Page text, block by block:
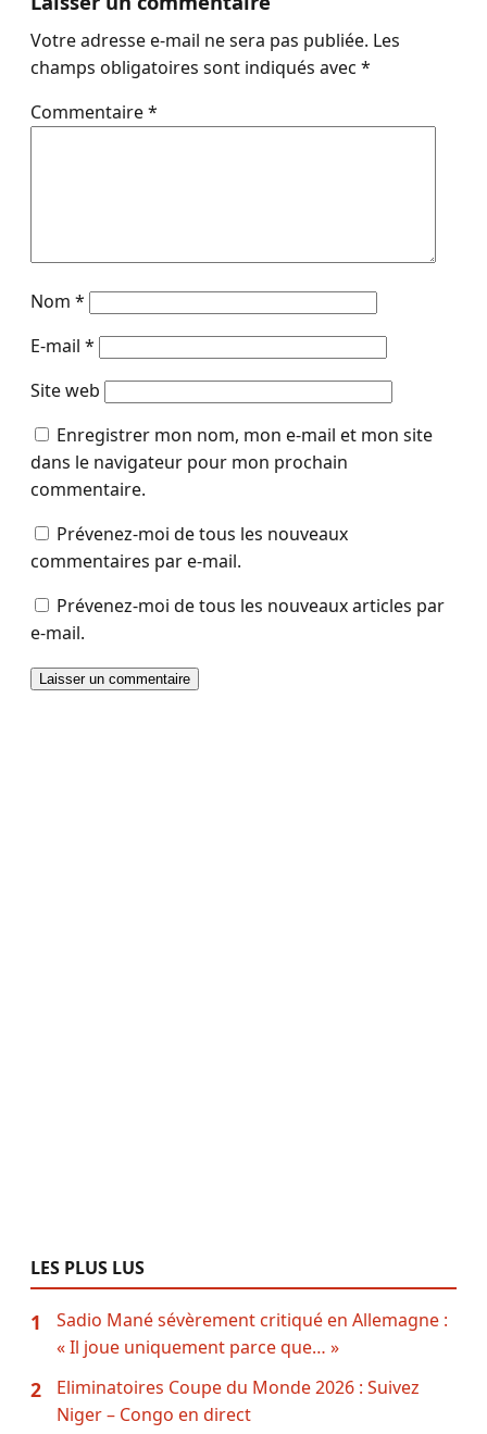
Votre adresse e-mail ne sera pas publiée. Les
champs obligatoires sont indiqués avec *
Commentaire*
Nom *
E-mail *
Site web
Enregistrer mon nom, mon e-mail et mon site
dans le navigateur pour mon prochain
commentaire.
Prévenez-moi de tous les nouveaux
commentaires par e-mail.
Prévenez-moi de tous les nouveaux articles par
e-mail.
LES PLUS LUS
1
Sadio Mané sévèrement critiqué en Allemagne :
« Il joue uniquement parce que… »
2
Eliminatoires Coupe du Monde 2026 : Suivez
Niger – Congo en direct